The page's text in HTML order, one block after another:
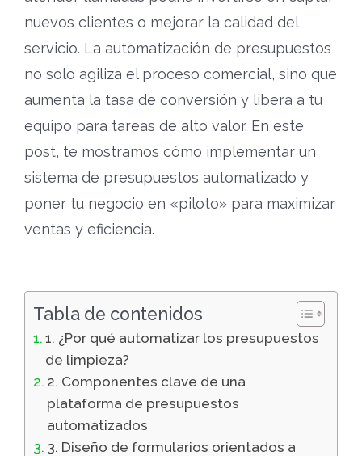
nuevos clientes o mejorar la calidad del
servicio. La automatización de presupuestos
no solo agiliza el proceso comercial, sino que
aumenta la tasa de conversión y libera a tu
equipo para tareas de alto valor. En este
post, te mostramos cómo implementar un
sistema de presupuestos automatizado y
poner tu negocio en «piloto» para maximizar
ventas y eficiencia.
Tabla de contenidos
1. ¿Por qué automatizar los presupuestos
de limpieza?
2. Componentes clave de una
plataforma de presupuestos
automatizados
3. Diseño de formularios orientados a